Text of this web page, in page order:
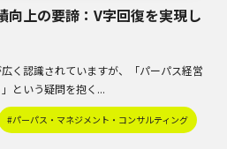
向上の要諦：V字回復を実現し
く認識されていますが、「パーパス経営
という疑問を抱く...
#パーパス・マネジメント・コンサルティング